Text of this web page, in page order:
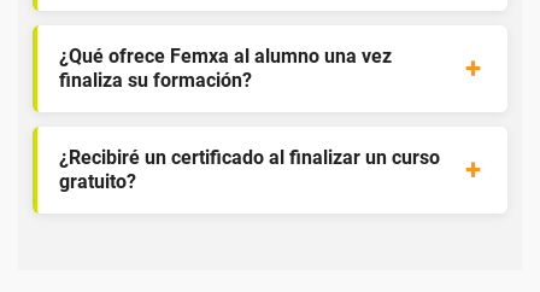
¿Qué ofrece Femxa al alumno una vez
finaliza su formación?
¿Recibiré un certificado al finalizar un curso
gratuito?